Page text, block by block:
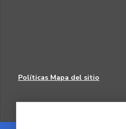
Políticas Mapa del sitio